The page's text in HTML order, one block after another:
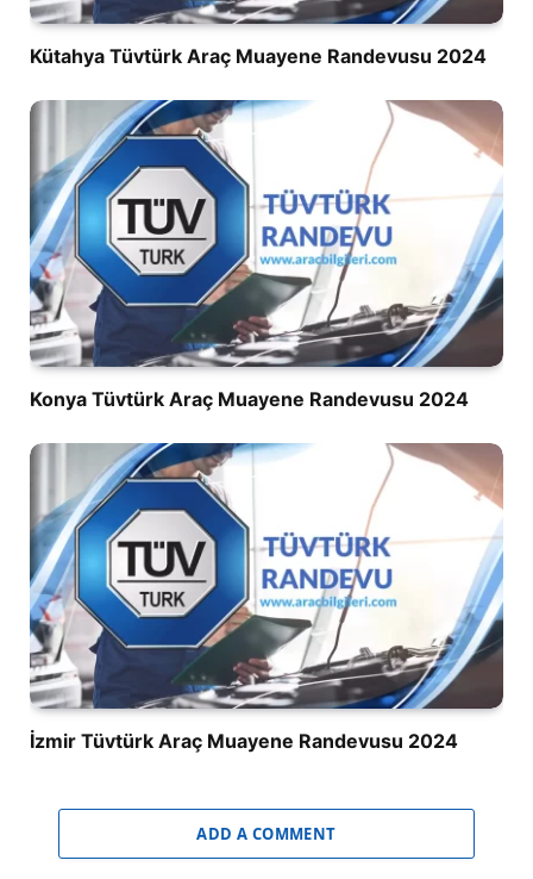
Kütahya Tüvtürk Araç Muayene Randevusu 2024
Konya Tüvtürk Araç Muayene Randevusu 2024
İzmir Tüvtürk Araç Muayene Randevusu 2024
ADD A COMMENT